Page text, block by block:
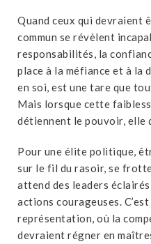
Quand ceux qui devraient
commun se révèlent
responsabilités, la
place à la méfiance et à la
en soi, est une tare que
Mais lorsque cette
détiennent le pouvoir, elle
Pour une élite politique,
sur le fil du rasoir, se
attend des leaders
actions courageuses.
représentation, où la
devraient régner en